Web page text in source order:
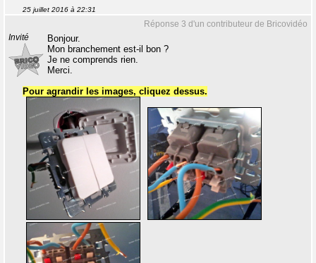
25 juillet 2016 à 22:31
Réponse 3 d'un contributeur de Bricovidéo
Invité
Bonjour.
Mon branchement est-il bon ?
Je ne comprends rien.
Merci.
Pour agrandir les images, cliquez dessus.